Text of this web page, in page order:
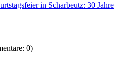
in Scharbeutz: 30 Jahre
0)